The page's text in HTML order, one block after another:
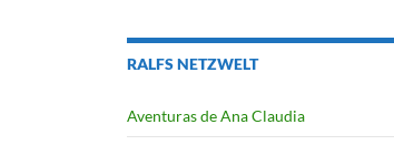
RALFS NETZWELT
Aventuras de Ana Claudia